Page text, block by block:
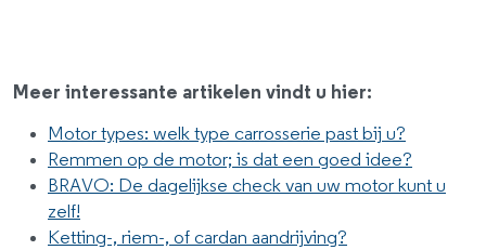
Meer interessante artikelen vindt u hier:
Motor types: welk type carrosserie past bij u?
Remmen op de motor; is dat een goed idee?
BRAVO: De dagelijkse check van uw motor kunt u
zelf!
Ketting-, riem-, of cardan aandrijving?